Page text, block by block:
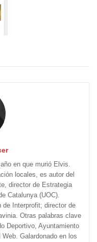
en que murió Elvis.
locales, es autor del
director de Estrategia
Catalunya (UOC).
de Interprofit; director de
Otras palabras clave
Deportivo, Ayuntamiento
Galardonado en los